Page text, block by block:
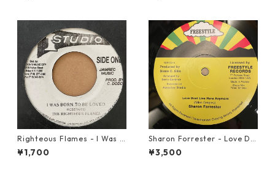
Righteous Flames - I Was B
orn To Be Loved【7-21191】
¥1,700
Sharon Forrester - Love Do
n't Live Here Anymore【12-
50068】
¥3,500